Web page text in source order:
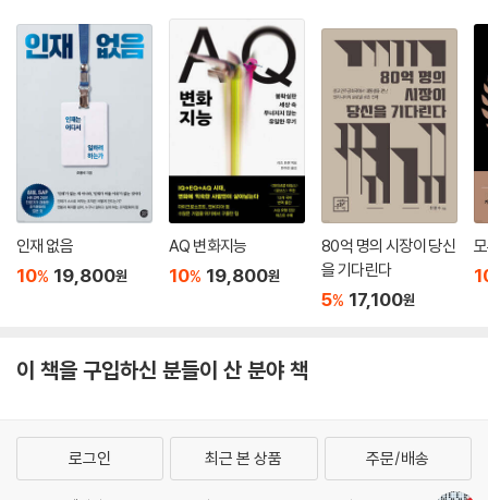
인재 없음
10% 19,800원
AQ 변화지능
10% 19,800원
80억 명의 시장이 당신
을 기다린다
5% 17,100원
이 책을 구입하신 분들이 산 분야 책
로그인 최근 본 상품 주문/배송